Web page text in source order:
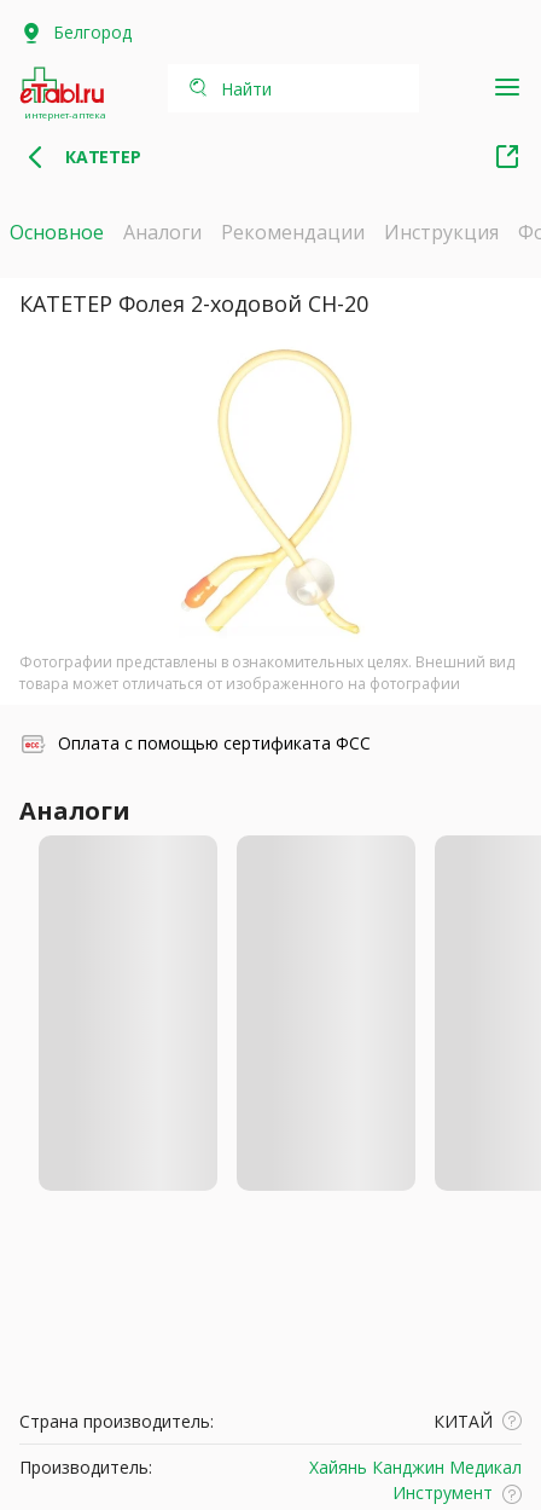
Белгород
интернет-аптека
Найти
КАТЕТЕР
Основное Аналоги Рекомендации Инструкция
КАТЕТЕР Фолея 2-ходовой СН-20
Фотографии представлены в ознакомительных целях. Внешний вид
товара может отличаться от изображенного на фотографии
Оплата с помощью сертификата ФСС
Аналоги
Страна производитель:
КИТАЙ
Производитель:
Хайянь Канджин Медикал
Инструмент